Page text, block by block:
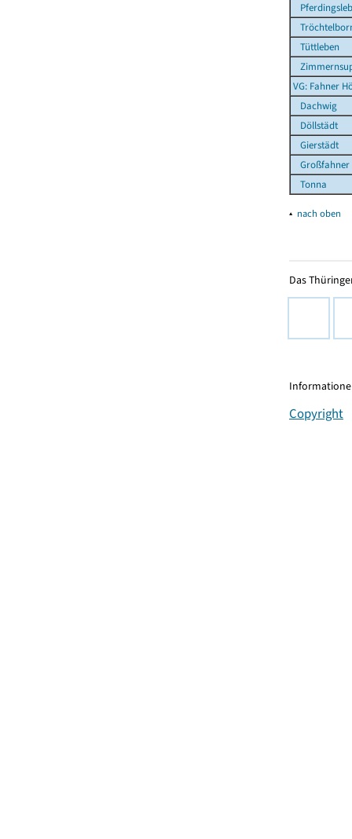
Tüttleben
VG: Fahner
Dachwig
Döllstädt
Gierstädt
Großfahner
Tonna
▴ nach oben
Das
Copyright